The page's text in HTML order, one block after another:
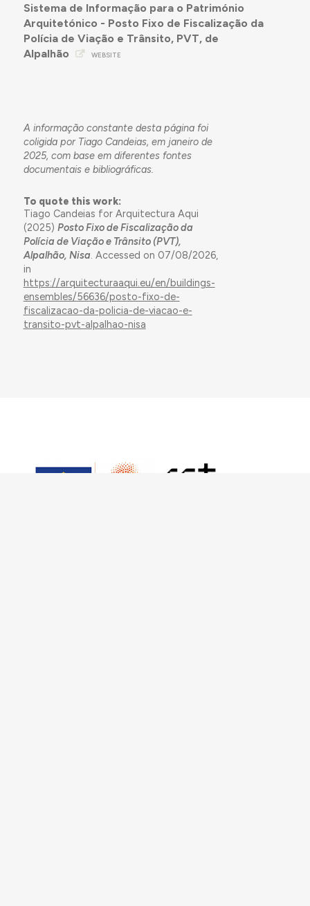
Sistema de Informação para o Património
Arquitetónico - Posto Fixo de Fiscalização da
Polícia de Viação e Trânsito, PVT, de
Alpalhão
WEBSITE
A informação constante desta página foi
coligida por Tiago Candeias, em janeiro de
2025, com base em diferentes fontes
documentais e bibliográficas.
To quote this work:
Tiago Candeias for Arquitectura Aqui
(2025) Posto Fixo de Fiscalização da
Polícia de Viação e Trânsito (PVT),
Alpalhão, Nisa. Accessed on 07/08/2026,
in
https://arquitecturaaqui.eu/en/buildings-
ensembles/56636/posto-fixo-de-
fiscalizacao-da-policia-de-viacao-e-
transito-pvt-alpalhao-nisa